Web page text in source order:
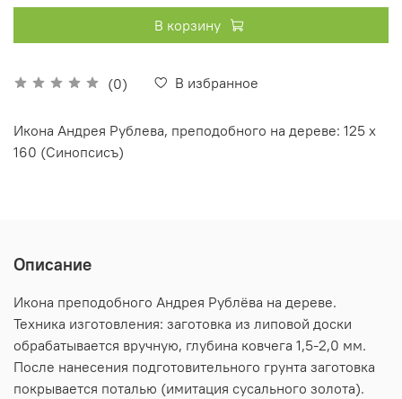
(0) В избранное
В корзину
Икона Андрея Рублева, преподобного на дереве: 125 х
160 (Синопсисъ)
Описание
Икона преподобного Андрея Рублёва на дереве.
Техника изготовления: заготовка из липовой доски
обрабатывается вручную, глубина ковчега 1,5-2,0 мм.
После нанесения подготовительного грунта заготовка
покрывается поталью (имитация сусального золота).